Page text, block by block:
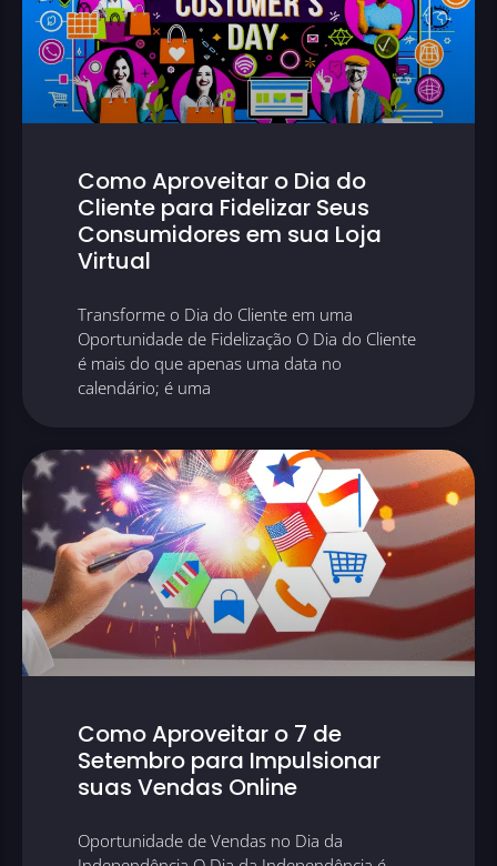
Como Aproveitar o Dia do
Cliente para Fidelizar Seus
Consumidores em sua Loja
Virtual
Transforme o Dia do Cliente em uma
Oportunidade de Fidelização O Dia do Cliente
é mais do que apenas uma data no
calendário; é uma
Como Aproveitar o 7 de
Setembro para Impulsionar
suas Vendas Online
Oportunidade de Vendas no Dia da